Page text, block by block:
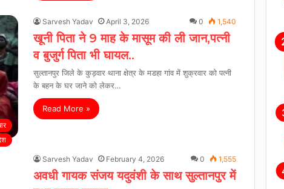
Sarvesh Yadav April 3, 2026 0 1,540
खूनी पिता ने 9 माह के मासूम की ली जान,पत्नी
व बुजुर्ग पिता भी घायल..
सुल्तानपुर जिले के कुड़वार थाना क्षेत्र के मडहा गांव में शुक्रवार को पत्नी
के बहन के घर जाने को लेकर…
Read More »
Sarvesh Yadav February 4, 2026 0 1,555
अवधी गायक संजय यदुवंशी के साथ सुल्तानपुर में